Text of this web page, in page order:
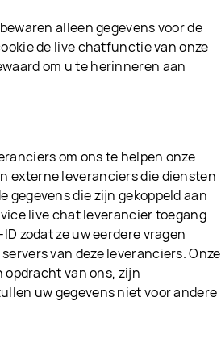
alleen gegevens voor de
de live chatfunctie van onze
om u te herinneren aan
om ons te helpen onze
externe leveranciers die diensten
gegevens die zijn gekoppeld aan
live chat leverancier toegang
zodat ze uw eerdere vragen
van deze leveranciers. Onze
van ons, zijn
uw gegevens niet voor andere